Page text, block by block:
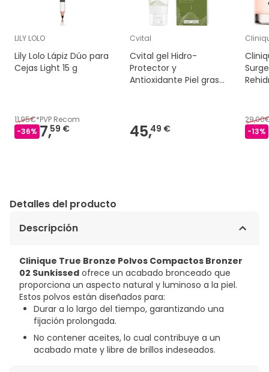
LILY LOLO
Lily Lolo Lápiz Dúo para
Cejas Light 15 g
11,95€*PVP Recom
-36% 7,59 €
Cvital
Cvital gel Hidro-
Protector y
Antioxidante Piel grasa
45,49 €
-13%
Detalles del producto
Descripción
Clinique True Bronze Polvos Compactos Bronzer
02 Sunkissed ofrece un acabado bronceado que
proporciona un aspecto natural y luminoso a la piel.
Estos polvos están diseñados para:
Durar a lo largo del tiempo, garantizando una
fijación prolongada.
No contener aceites, lo cual contribuye a un
acabado mate y libre de brillos indeseados.